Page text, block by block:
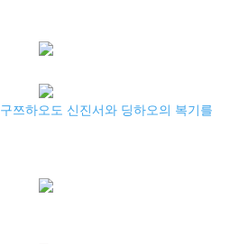
쯔하오도 신진서와 딩하오의 복기를